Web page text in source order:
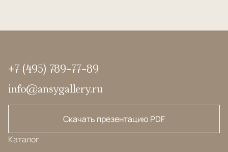
+7 (495) 789-77-89
info@ansygallery.ru
Скачать презентацию PDF
Каталог